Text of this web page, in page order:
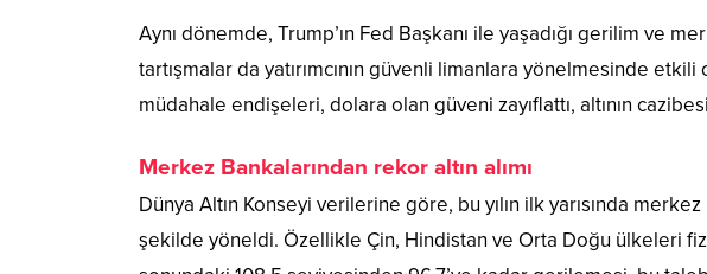
Aynı dönemde, Trump’ın Fed Başkanı ile yaşadığı gerilim ve
tartışmalar da yatırımcının güvenli limanlara yönelmesinde
müdahale endişeleri, dolara olan güveni zayıflattı, altının
Merkez Bankalarından rekor altın alımı
Dünya Altın Konseyi verilerine göre, bu yılın ilk yarısında
şekilde yöneldi. Özellikle Çin, Hindistan ve Orta Doğu ülkeleri